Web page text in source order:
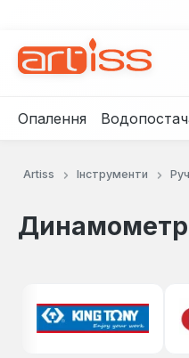
Опалення
Artiss Інструменти